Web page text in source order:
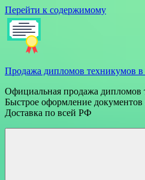
Перейти к содержимому
Продажа дипломов техникумов
Официальная продажа дипломов
Быстрое оформление документов
Доставка по всей РФ